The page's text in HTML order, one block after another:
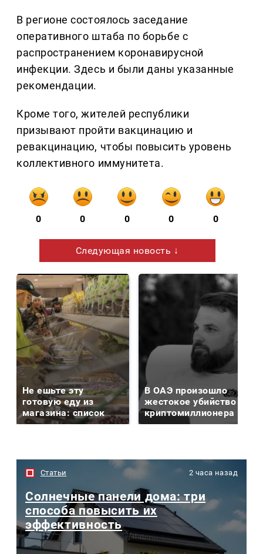
В регионе состоялось заседание
оперативного штаба по борьбе с
распространением коронавирусной
инфекции. Здесь и были даны указанные
рекомендации.
Кроме того, жителей республики
призывают пройти вакцинацию и
ревакцинацию, чтобы повысить уровень
коллективного иммунитета.
0 0 0 0 0
Следующая новость ↓
Не ешьте эту
готовую еду из
магазина: список
В ОАЭ произошло
жестокое убийство
криптомиллионера
Статьи 2 часа назад
Солнечные панели дома: три
способа повысить их
эффективность